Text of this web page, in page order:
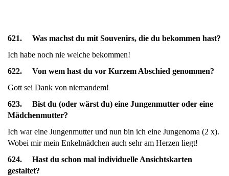
621. Was machst du mit Souvenirs, die du bekommen hast?
Ich habe noch nie welche bekommen!
622. Von wem hast du vor Kurzem Abschied genommen?
Gott sei Dank von niemandem!
623. Bist du (oder wärst du) eine Jungenmutter oder eine
Mädchenmutter?
Ich war eine Jungenmutter und nun bin ich eine Jungenoma (2 x).
Wobei mir mein Enkelmädchen auch sehr am Herzen liegt!
624. Hast du schon mal individuelle Ansichtskarten
gestaltet?